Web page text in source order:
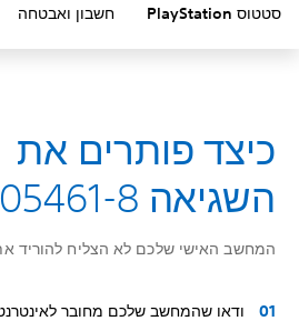
סטטוס PlayStation חשבון ואבטחה
כיצד פותרים את
השגיאה PF-205461-8
המחשב האישי שלכם לא הצליח להוריד
ודאו שהמחשב שלכם מחובר